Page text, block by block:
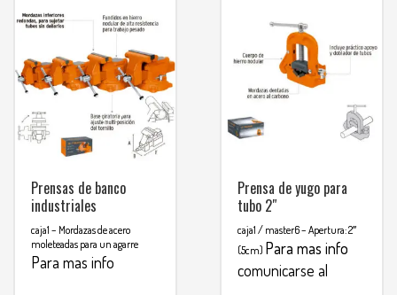
Prensas de banco
industriales
caja1 – Mordazas de acero
moleteadas para un agarre
Para mas info
Prensa de yugo para
tubo 2″
caja1 / master6– Apertura: 2″
(5cm) Para mas info
comunicarse al